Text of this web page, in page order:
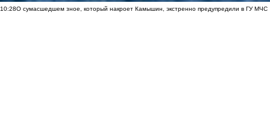
10:28О сумасшедшем зное, который накроет Камышин, экстренно предупредили в ГУ МЧС